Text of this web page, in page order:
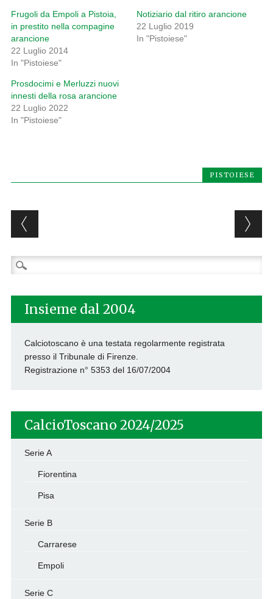
Frugoli da Empoli a Pistoia,
in prestito nella compagine
arancione
22 Luglio 2014
In "Pistoiese"
Notiziario dal ritiro arancione
22 Luglio 2019
In "Pistoiese"
Prosdocimi e Merluzzi nuovi
innesti della rosa arancione
22 Luglio 2022
In "Pistoiese"
PISTOIESE
Post navigation
Ricerca
per:
Insieme dal 2004
Calciotoscano è una testata regolarmente registrata
presso il Tribunale di Firenze.
Registrazione n° 5353 del 16/07/2004
CalcioToscano 2024/2025
Serie A
Fiorentina
Pisa
Serie B
Carrarese
Empoli
Serie C